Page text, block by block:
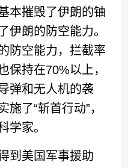
本摧毁了伊朗的铀
伊朗的防空能力。
防空能力，拦截率
保持在70%以上，
弹和无人机的袭
了“斩首行动”，
学家。
美国军事援助